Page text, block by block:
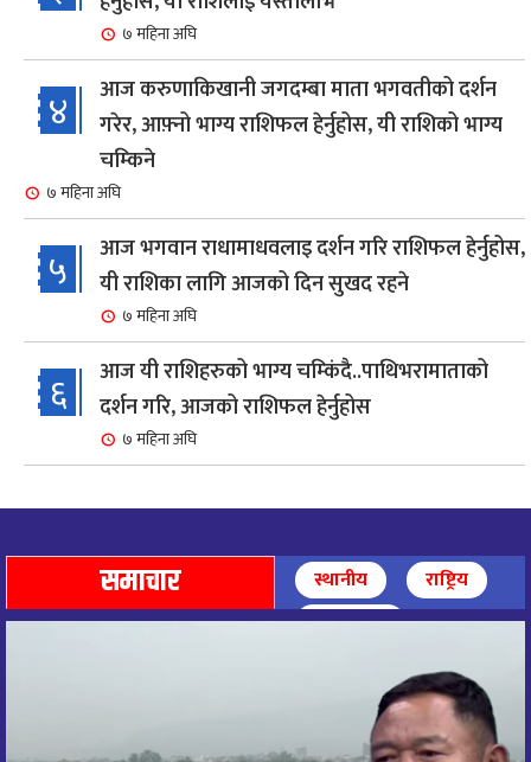
७ महिना अघि
४
आज करुणाकिखानी जगदम्बा माता भगवतीको दर्शन
गरेर, आफ़्नो भाग्य राशिफल हेर्नुहोस, यी राशिको भाग्य
चम्किने
७ महिना अघि
५
आज भगवान राधामाधवलाइ दर्शन गरि राशिफल हेर्नुहोस,
यी राशिका लागि आजको दिन सुखद रहने
७ महिना अघि
६
आज यी राशिहरुको भाग्य चम्किंदै..पाथिभरामाताको
दर्शन गरि, आजको राशिफल हेर्नुहोस
७ महिना अघि
७
८ महिना अघि
८
आज पाथिभारा माताको दर्शन गरि, दिनको सुरुवात गर्दै,
आज माताभगवती जगज्जननी पाथिभरादेवीको दर्शन गरि
समाचार स्थानीय
राष्ट्रिय
अन्तर्राष्ट्रिय